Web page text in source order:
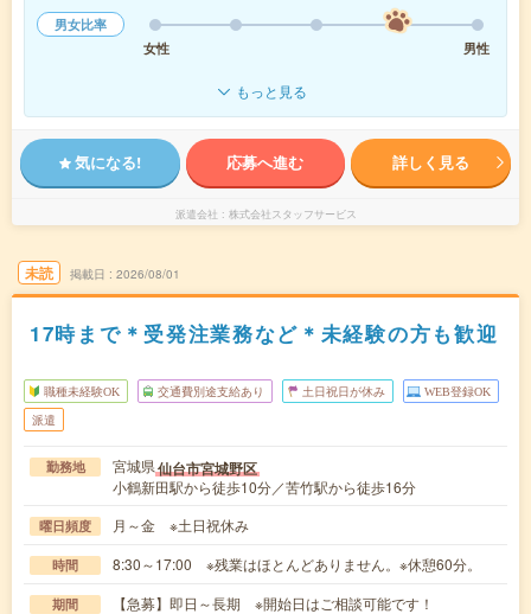
男女比率
女性
男性
もっと見る
気になる! 応募へ進む 詳しく見る
派遣会社 株式会社スタッフサービス
未読 掲載日 2026/08/01
17時まで＊受発注業務など＊未経験の方も歓迎
職種未経験OK 交通費別途支給あり 土日祝日が休み WEB登録OK
派遣
勤務地 宮城県仙台市宮城野区
小鶴新田駅から徒歩10分／苦竹駅から徒歩16分
曜日頻度 月～金 ※土日祝休み
時間 8:30～17:00 ※残業はほとんどありません。※休憩60分。
期間 【急募】即日～長期 ※開始日はご相談可能です！